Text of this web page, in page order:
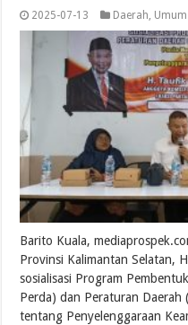
2025-07-13 Daerah Umum
Barito Kuala,
Provinsi Kalimantan Selatan,
sosialisasi Program
Perda) dan Peraturan
tentang Penyelenggaraan